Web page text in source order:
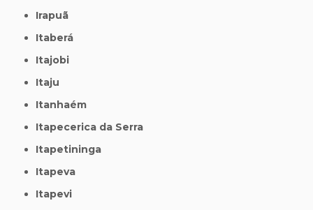
Irapuã
Itaberá
Itajobi
Itaju
Itanhaém
Itapecerica da Serra
Itapetininga
Itapeva
Itapevi